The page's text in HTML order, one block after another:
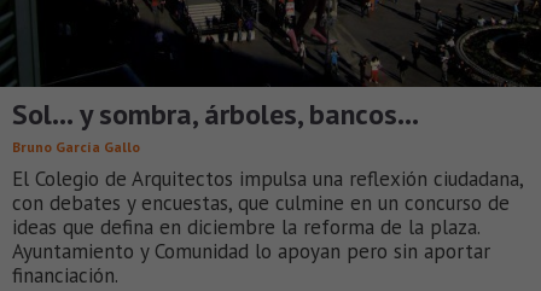
Sol… y sombra, árboles, bancos…
Bruno García Gallo
El Colegio de Arquitectos impulsa una reflexión ciudadana,
con debates y encuestas, que culmine en un concurso de
ideas que defina en diciembre la reforma de la plaza.
Ayuntamiento y Comunidad lo apoyan pero sin aportar
financiación.